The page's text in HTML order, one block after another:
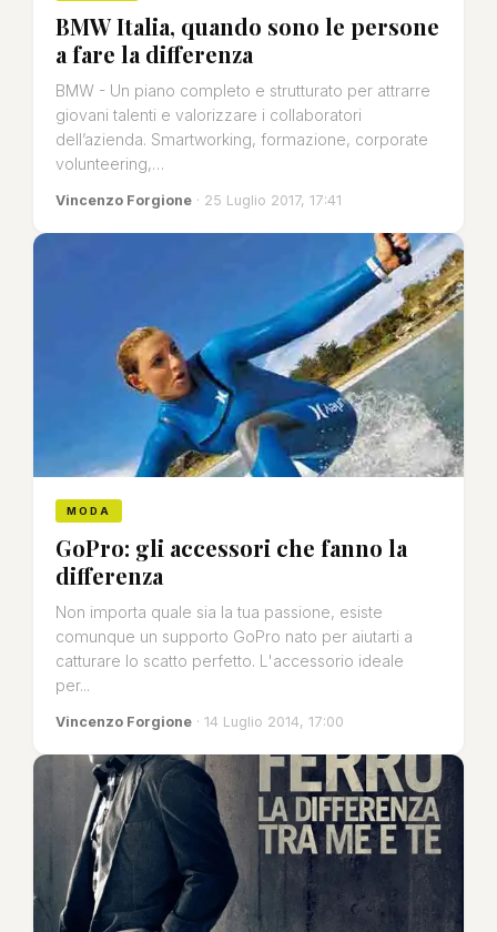
BMW Italia, quando sono le persone
a fare la differenza
BMW - Un piano completo e strutturato per attrarre
giovani talenti e valorizzare i collaboratori
dell’azienda. Smartworking, formazione, corporate
volunteering,…
Vincenzo Forgione · 25 Luglio 2017, 17:41
MODA
GoPro: gli accessori che fanno la
differenza
Non importa quale sia la tua passione, esiste
comunque un supporto GoPro nato per aiutarti a
catturare lo scatto perfetto. L'accessorio ideale
per...
Vincenzo Forgione · 14 Luglio 2014, 17:00